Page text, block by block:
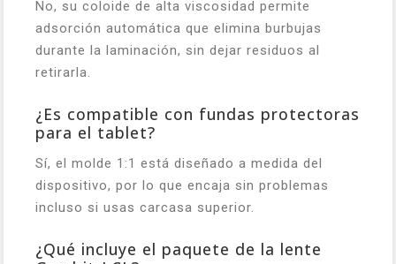
No, su coloide de alta viscosidad permite
adsorción automática que elimina burbujas
durante la laminación, sin dejar residuos al
retirarla.
¿Es compatible con fundas protectoras
para el tablet?
Sí, el molde 1:1 está diseñado a medida del
dispositivo, por lo que encaja sin problemas
incluso si usas carcasa superior.
¿Qué incluye el paquete de la lente